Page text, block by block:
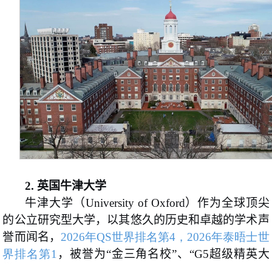
2.英国牛津大学
牛津大学（University of Oxford）作为全球顶尖
的公立研究型大学，以其悠久的历史和卓越的学术声
誉而闻名， 2026年QS世界排名第4，2026年泰晤士世
界排名第1 ，被誉为“金三角名校”、“G5超级精英大